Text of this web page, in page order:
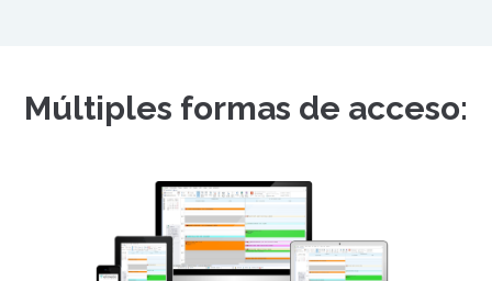
Múltiples formas de acceso: